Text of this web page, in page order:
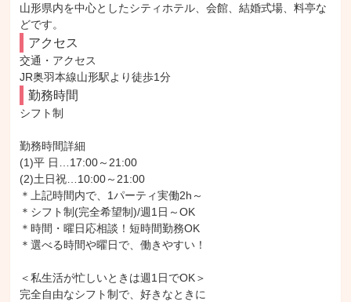
山形県内を中心としたシティホテル、会館、結婚式場、料亭な
どです。
アクセス
交通・アクセス
JR奥羽本線山形駅より徒歩1分
勤務時間
シフト制
勤務時間詳細
(1)平 日…17:00～21:00
(2)土日祝…10:00～21:00
＊上記時間内で、1パーティ実働2h～
＊シフト制(完全希望制)/週1日～OK
＊時間・曜日応相談！短時間勤務OK
＊選べる時間や曜日で、働きやすい！
＜私生活が忙しいときは週1日でOK＞
完全自由なシフト制で、好きなときに